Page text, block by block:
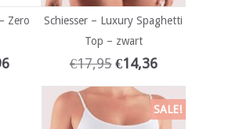
Zero
Schiesser – Luxury Spaghetti
Top – zwart
€17,95 €14,36
SALE!